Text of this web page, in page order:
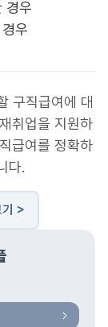
경우
우
구직급여에 대
취업을 지원하
급여를 정확하
다.
기 >